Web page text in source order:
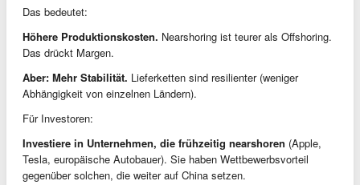
Das bedeutet:
Höhere Produktionskosten. Nearshoring ist teurer als Offshoring.
Das drückt Margen.
Aber: Mehr Stabilität. Lieferketten sind resilienter (weniger
Abhängigkeit von einzelnen Ländern).
Für Investoren:
Investiere in Unternehmen, die frühzeitig nearshoren (Apple,
Tesla, europäische Autobauer). Sie haben Wettbewerbsvorteil
gegenüber solchen, die weiter auf China setzen.